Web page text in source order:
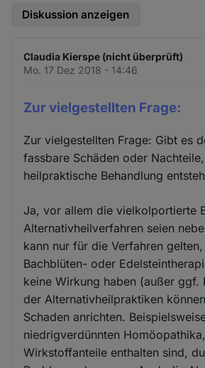
Diskussion anzeigen
Claudia Kierspe (nicht überprüft)
Mo. 17 Dez 2018 - 14:46
Zur vielgestellten Frage:
Zur vielgestellten Frage: Gibt es
fassbare Schäden oder
heilpraktische Behandlung
Ja, vor allem die vielkolportierte
Alternativheilverfahren seien
kann nur für die Verfahren
Bachblüten- oder
keine Wirkung haben (außer ggf.
der Alternativheilpraktiken
Schaden anrichten.
niedrigverdünnten
Wirkstoffanteile enthalten sind,